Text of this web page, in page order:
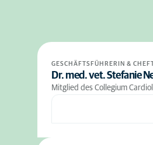
GESCHÄFTSFÜHRERIN &
Dr. med. vet. Stefanie
Mitglied des Collegium